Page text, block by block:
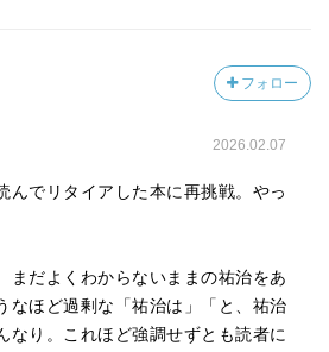
フォロー
2026.02.07
んでリタイアした本に再挑戦。やっ
まだよくわからないままの祐治をあ
なほど過剰な「祐治は」「と、祐治
なり。これほど強調せずとも読者に